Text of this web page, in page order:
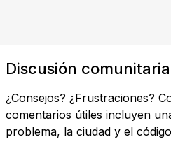
Discusión comunitaria
¿Consejos? ¿Frustraciones?
comentarios útiles incluyen
problema, la ciudad y el